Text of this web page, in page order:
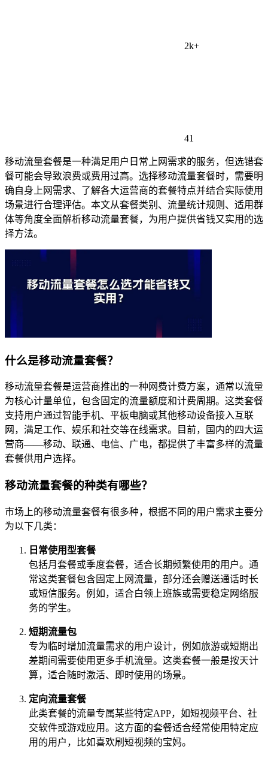
2k+
41
移动流量套餐是一种满足用户日常上网需求的服务，但选错套
餐可能会导致浪费或费用过高。选择移动流量套餐时，需要明
确自身上网需求、了解各大运营商的套餐特点并结合实际使用
场景进行合理评估。本文从套餐类别、流量统计规则、适用群
体等角度全面解析移动流量套餐，为用户提供省钱又实用的选
择方法。
什么是移动流量套餐？
移动流量套餐是运营商推出的一种网费计费方案，通常以流量
为核心计量单位，包含固定的流量额度和计费周期。这类套餐
支持用户通过智能手机、平板电脑或其他移动设备接入互联
网，满足工作、娱乐和社交等在线需求。目前，国内的四大运
营商——移动、联通、电信、广电，都提供了丰富多样的流量
套餐供用户选择。
移动流量套餐的种类有哪些？
市场上的移动流量套餐有很多种，根据不同的用户需求主要分
为以下几类：
日常使用型套餐
包括月套餐或季度套餐，适合长期频繁使用的用户。通
常这类套餐包含固定上网流量，部分还会赠送通话时长
或短信服务。例如，适合白领上班族或需要稳定网络服
务的学生。
短期流量包
专为临时增加流量需求的用户设计，例如旅游或短期出
差期间需要使用更多手机流量。这类套餐一般是按天计
算，适合随时激活、即时使用的场景。
定向流量套餐
此类套餐的流量专属某些特定APP，如短视频平台、社
交软件或游戏应用。这方面的套餐适合经常使用特定应
用的用户，比如喜欢刷短视频的宝妈。